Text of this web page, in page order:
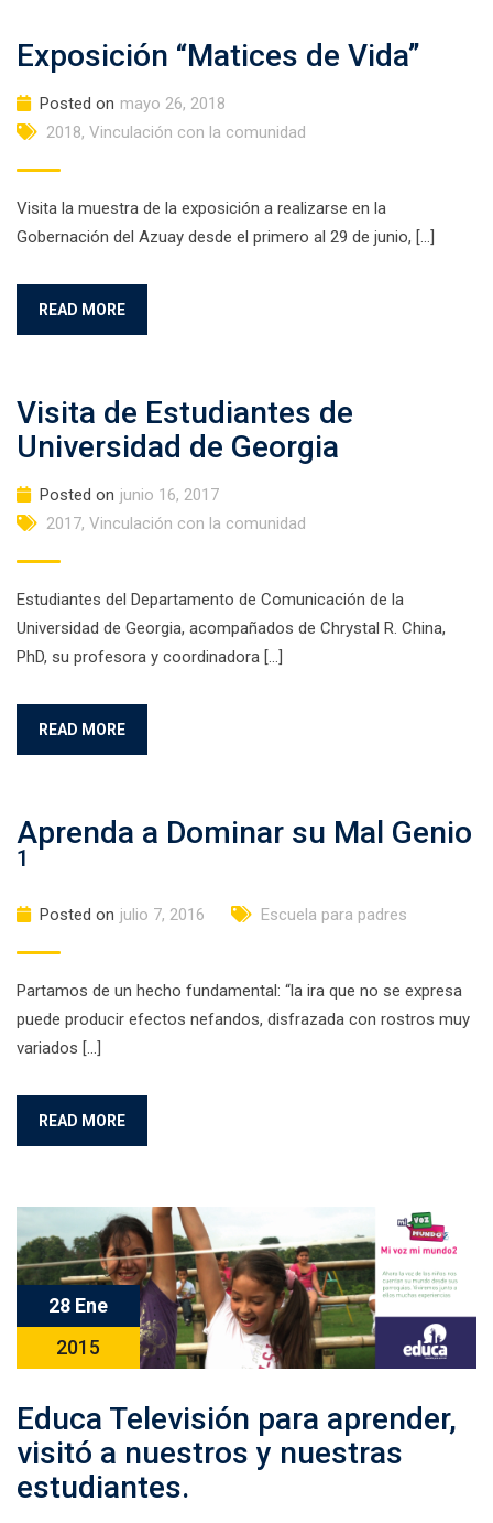
Exposición “Matices de Vida”
Posted on mayo 26, 2018
2018, Vinculación con la comunidad
Visita la muestra de la exposición a realizarse en la
Gobernación del Azuay desde el primero al 29 de junio, […]
READ MORE
Visita de Estudiantes de
Universidad de Georgia
Posted on junio 16, 2017
2017, Vinculación con la comunidad
Estudiantes del Departamento de Comunicación de la
Universidad de Georgia, acompañados de Chrystal R. China,
PhD, su profesora y coordinadora […]
READ MORE
Aprenda a Dominar su Mal Genio
1
Posted on julio 7, 2016 Escuela para padres
Partamos de un hecho fundamental: “la ira que no se expresa
puede producir efectos nefandos, disfrazada con rostros muy
variados […]
READ MORE
28 Ene
2015
Educa Televisión para aprender,
visitó a nuestros y nuestras
estudiantes.